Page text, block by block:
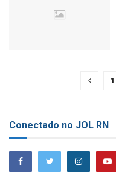
1
Conectado no JOL RN